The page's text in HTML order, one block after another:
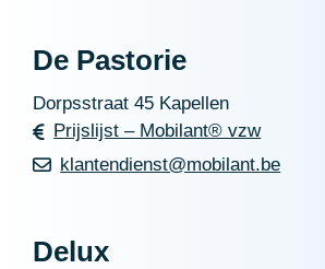
De Pastorie
Dorpsstraat 45 Kapellen
Prijslijst – Mobilant® vzw
klantendienst@mobilant.be
Delux